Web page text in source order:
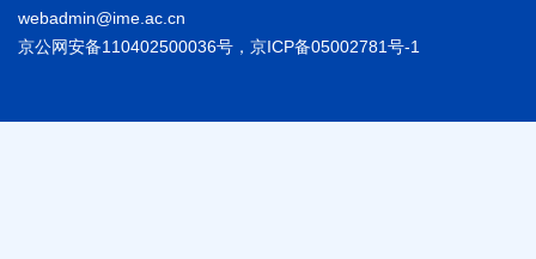
webadmin@ime.ac.cn
京公网安备110402500036号，京ICP备05002781号-1